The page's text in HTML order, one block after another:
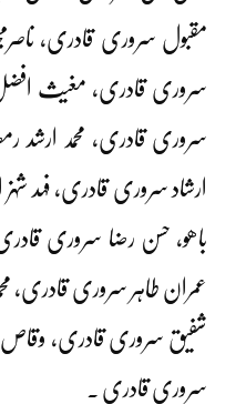
مقبول سروری قادری،
سروری قادری، مغیث
سروری قادری، محمد
ارشاد سروری قادری، فہد
باھو، حسن رضا سروری
عمران طاہر سروری قادری،
شفیق سروری قادری، وقاص
سروری قادری ۔